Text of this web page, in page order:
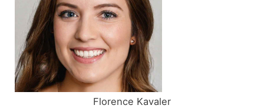
:
Florence Kavaler